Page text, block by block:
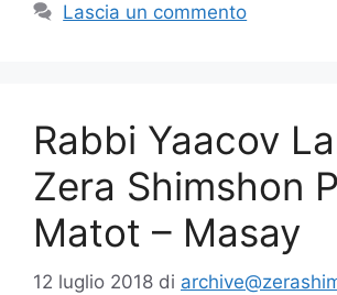
Lascia un commento
Rabbi Yaacov
Zera Shimshon
Matot – Masay
12 luglio 2018 di